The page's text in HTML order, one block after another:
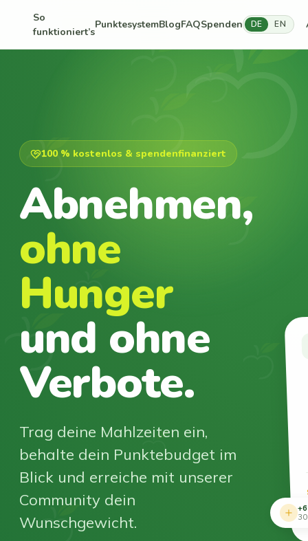
So
funktioniert’s
PunktesystemBlogFAQSpenden DE EN
100 % kostenlos & spendenfinanziert
Abnehmen,
ohne
Hunger
und ohne
Verbote.
Trag deine Mahlzeiten ein,
behalte dein Punktebudget im
Blick und erreiche mit unserer
Community dein
Wunschgewicht.